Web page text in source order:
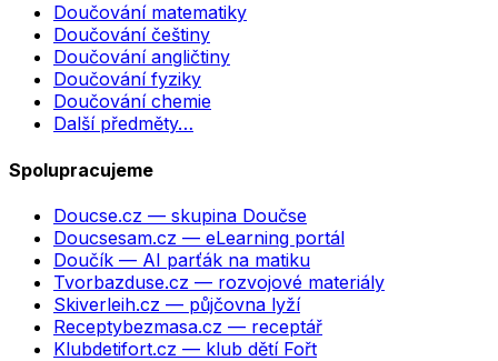
Doučování matematiky
Doučování češtiny
Doučování angličtiny
Doučování fyziky
Doučování chemie
Další předměty…
Spolupracujeme
Doucse.cz — skupina Doučse
Doucsesam.cz — eLearning portál
Doučík — AI parťák na matiku
Tvorbazduse.cz — rozvojové materiály
Skiverleih.cz — půjčovna lyží
Receptybezmasa.cz — receptář
Klubdetifort.cz — klub dětí Fořt